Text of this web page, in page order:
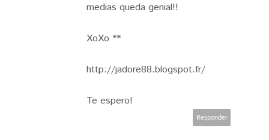
medias queda genial!!
XoXo **
http://jadore88.blogspot.fr/
Te espero!
Responder